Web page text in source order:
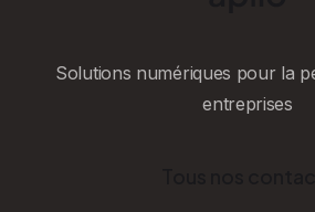
Solutions numériques pour la
entreprises